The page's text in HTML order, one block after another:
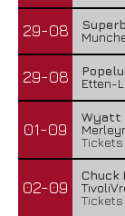
29-08
29-08
Etten-
01-09
Wyatt
Tickets
02-09
Chuck
Tickets